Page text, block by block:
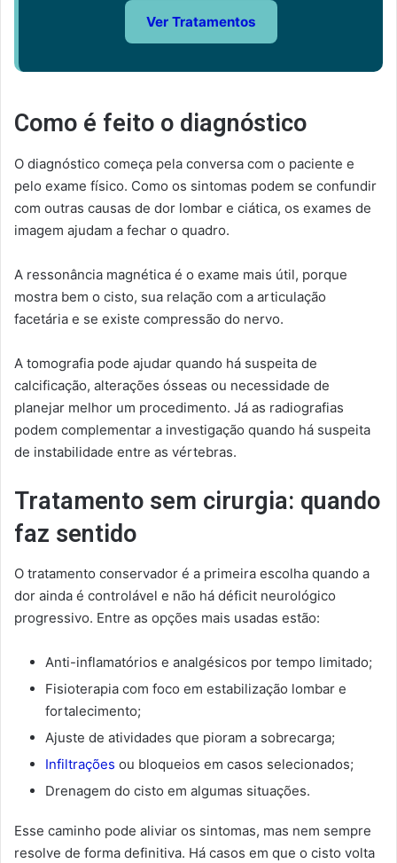
Ver Tratamentos
Como é feito o diagnóstico
O diagnóstico começa pela conversa com o paciente e
pelo exame físico. Como os sintomas podem se confundir
com outras causas de dor lombar e ciática, os exames de
imagem ajudam a fechar o quadro.
A ressonância magnética é o exame mais útil, porque
mostra bem o cisto, sua relação com a articulação
facetária e se existe compressão do nervo.
A tomografia pode ajudar quando há suspeita de
calcificação, alterações ósseas ou necessidade de
planejar melhor um procedimento. Já as radiografias
podem complementar a investigação quando há suspeita
de instabilidade entre as vértebras.
Tratamento sem cirurgia: quando
faz sentido
O tratamento conservador é a primeira escolha quando a
dor ainda é controlável e não há déficit neurológico
progressivo. Entre as opções mais usadas estão:
Anti-inflamatórios e analgésicos por tempo limitado;
Fisioterapia com foco em estabilização lombar e
fortalecimento;
Ajuste de atividades que pioram a sobrecarga;
Infiltrações ou bloqueios em casos selecionados;
Drenagem do cisto em algumas situações.
Esse caminho pode aliviar os sintomas, mas nem sempre
resolve de forma definitiva. Há casos em que o cisto volta